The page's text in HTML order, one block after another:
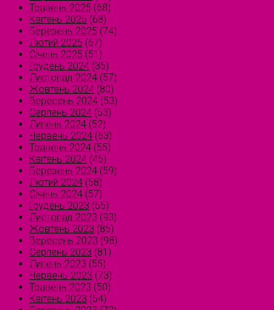
Травень 2025 (68)
Квітень 2025 (68)
Березень 2025 (74)
Лютий 2025 (67)
Січень 2025 (51)
Грудень 2024 (35)
Листопад 2024 (57)
Жовтень 2024 (80)
Вересень 2024 (53)
Серпень 2024 (53)
Липень 2024 (52)
Червень 2024 (63)
Травень 2024 (55)
Квітень 2024 (45)
Березень 2024 (59)
Лютий 2024 (58)
Січень 2024 (57)
Грудень 2023 (55)
Листопад 2023 (93)
Жовтень 2023 (85)
Вересень 2023 (98)
Серпень 2023 (81)
Липень 2023 (55)
Червень 2023 (73)
Травень 2023 (50)
Квітень 2023 (54)